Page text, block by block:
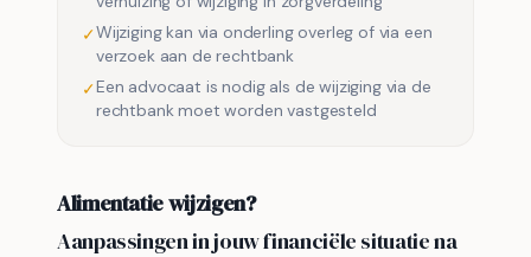
✓Wijziging kan via onderling overleg of via een
verzoek aan de rechtbank
✓Een advocaat is nodig als de wijziging via de
rechtbank moet worden vastgesteld
Alimentatie wijzigen?
Aanpassingen in jouw financiële situatie na